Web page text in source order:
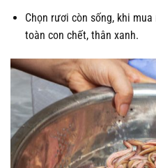
Chọn rươi còn sống, khi
toàn con chết, thân xanh.